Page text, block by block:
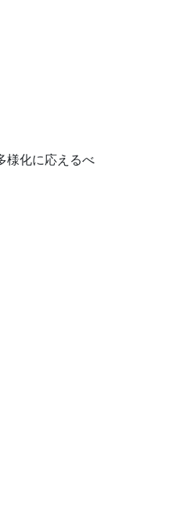
様化に応えるべ